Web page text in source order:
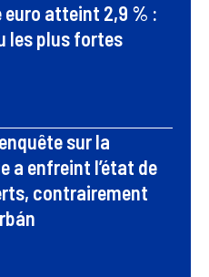
euro atteint 2,9 % :
les plus fortes
sur la
a enfreint l’état de
contrairement